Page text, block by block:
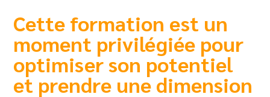
Cette formation est un
moment privilégiée pour
optimiser son potentiel
et prendre une dimension